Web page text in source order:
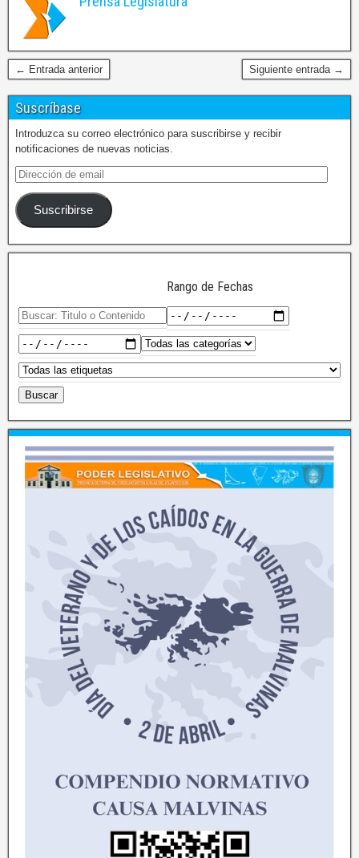
← Entrada anterior Siguiente entrada →
Suscríbase
Introduzca su correo electrónico para suscribirse y recibir
notificaciones de nuevas noticias.
Suscribirse
Rango de Fechas